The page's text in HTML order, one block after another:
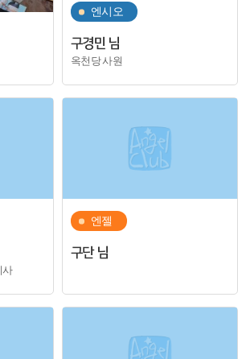
엔시오
구경민 님
옥천당 사원
열건강과학 이사
엔젤
구단 님